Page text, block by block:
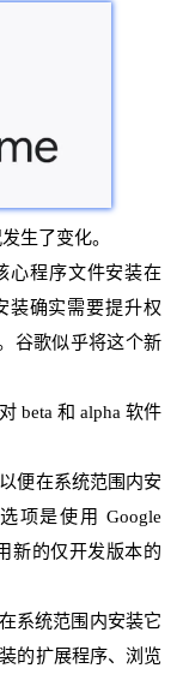
生了变化。
程序文件安装在
装确实需要提升权
谷歌似乎将这个新
beta 和 alpha 软件
便在系统范围内安
项是使用 Google
新的仅开发版本的
系统范围内安装它
的扩展程序、浏览